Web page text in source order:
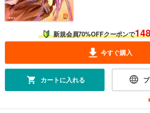
新規会員70%OFFクーポンで
今すぐ購入
カートに入れる